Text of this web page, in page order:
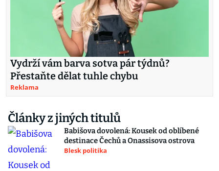
Vydrží vám barva sotva pár týdnů?
Přestaňte dělat tuhle chybu
Reklama
Články z jiných titulů
Babišova dovolená: Kousek od oblíbené
destinace Čechů a Onassisova ostrova
Blesk politika